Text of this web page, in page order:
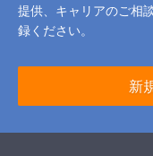
提供、キャリアのご相
録ください。
新